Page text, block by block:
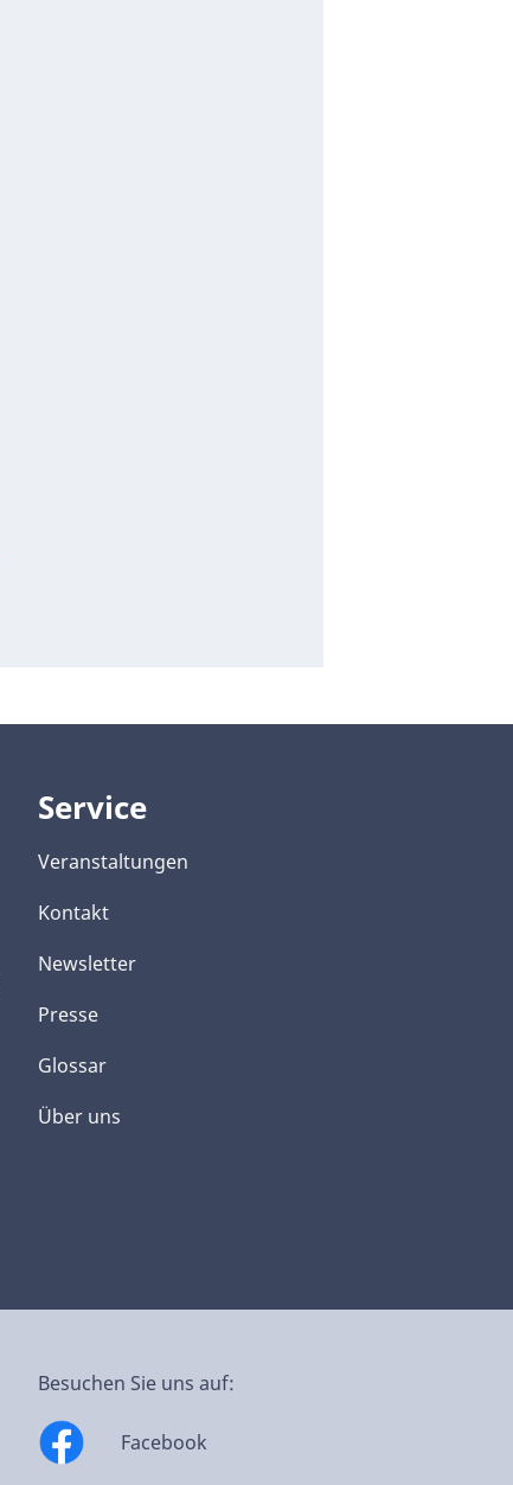
Service
Veranstaltungen
Kontakt
Newsletter
Presse
Glossar
Über uns
Besuchen Sie uns auf:
Facebook